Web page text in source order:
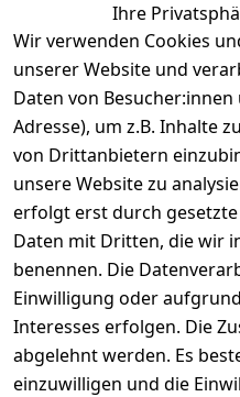
Kundenbewertungen
Basierend
4
3
2
1
Ihre
Wir verwenden Cookies
unserer Website und
Daten von Besucher:innen
Adresse), um z.B. Inhalte
von Drittanbietern
unsere Website zu
erfolgt erst durch
Daten mit Dritten, die wir
benennen. Die
Einwilligung oder
Interesses erfolgen. Die
abgelehnt werden. Es
einzuwilligen und die